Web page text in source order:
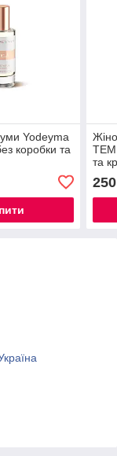
Yodeyma
коробки та
та
250